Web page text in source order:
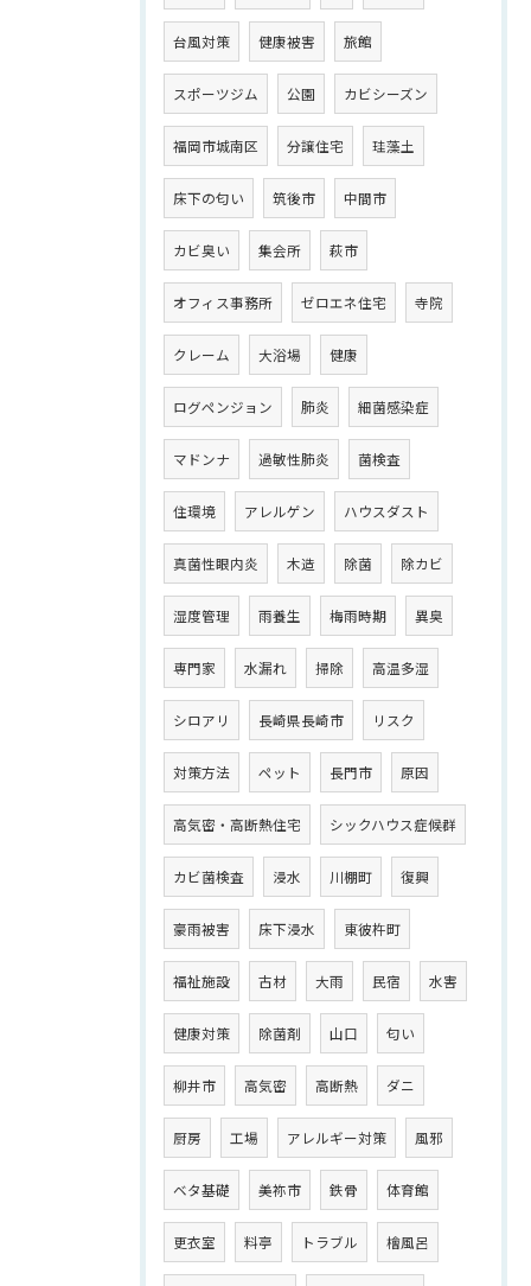
台風対策 健康被害 旅館
スポーツジム 公園 カビシーズン
福岡市城南区 分譲住宅 珪藻土
床下の匂い 筑後市 中間市
カビ臭い 集会所 萩市
オフィス事務所 ゼロエネ住宅 寺院
クレーム 大浴場 健康
ログペンジョン 肺炎 細菌感染症
マドンナ 過敏性肺炎 菌検査
住環境 アレルゲン ハウスダスト
真菌性眼内炎 木造 除菌 除カビ
湿度管理 雨養生 梅雨時期 異臭
専門家 水漏れ 掃除 高温多湿
シロアリ 長崎県長崎市 リスク
対策方法 ペット 長門市 原因
高気密・高断熱住宅 シックハウス症候群
カビ菌検査 浸水 川棚町 復興
豪雨被害 床下浸水 東彼杵町
福祉施設 古材 大雨 民宿 水害
健康対策 除菌剤 山口 匂い
柳井市 高気密 高断熱 ダニ
厨房 工場 アレルギー対策 風邪
ベタ基礎 美祢市 鉄骨 体育館
更衣室 料亭 トラブル 檜風呂